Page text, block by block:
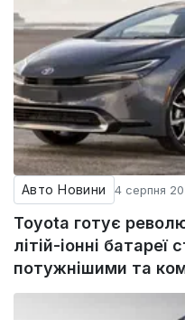
Авто Новини 4 серпня
Toyota готує
літій-іонні
потужнішими та